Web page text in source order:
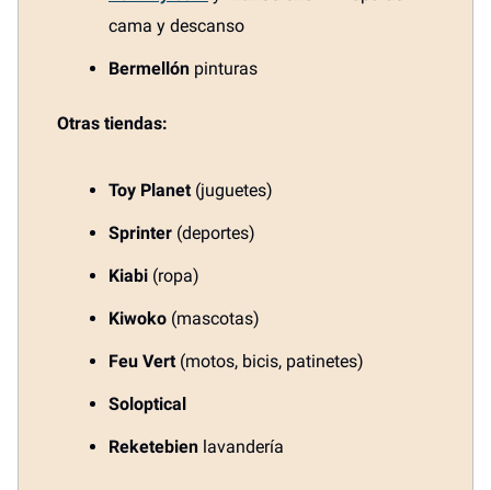
cama y descanso
Bermellón pinturas
Otras tiendas:
Toy Planet(juguetes)
Sprinter (deportes)
Kiabi (ropa)
Kiwoko (mascotas)
Feu Vert(motos, bicis, patinetes)
Soloptical
Reketebien lavandería